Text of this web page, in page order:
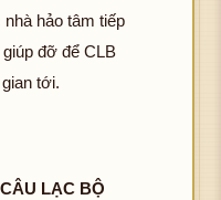
hảo tâm tiếp
đỡ để CLB
tới.
LẠC BỘ